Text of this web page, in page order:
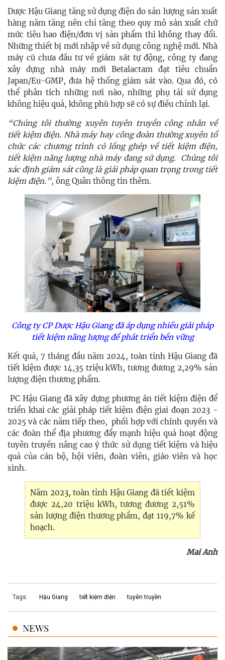
Dược Hậu Giang tăng sử dụng điện do sản lượng sản xuất
hàng năm tăng nên chỉ tăng theo quy mô sản xuất chứ
mức tiêu hao điện/đơn vị sản phẩm thì không thay đổi.
Những thiết bị mới nhập về sử dụng công nghệ mới. Nhà
máy cũ chưa đầu tư về giám sát tự động, công ty đang
xây dựng nhà máy mới Betalactam đạt tiêu chuẩn
Japan/Eu-GMP, đưa hệ thống giám sát vào. Qua đó, có
thể phân tích những nơi nào, những phụ tải sử dụng
không hiệu quả, không phù hợp sẽ có sự điều chỉnh lại.
“Chúng tôi thường xuyên tuyên truyền công nhân về
tiết kiệm điện. Nhà máy hay công đoàn thường xuyên tổ
chức các chương trình có lồng ghép về tiết kiệm điện,
tiết kiệm năng lượng nhà máy đang sử dụng. Chúng tôi
xác định giám sát cũng là giải pháp quan trọng trong tiết
kiệm điện. ”, ông Quân thông tin thêm.
Công ty CP Dược Hậu Giangđã áp dụng nhiều giải pháp
tiết kiệm năng lượng để phát triển bền vững
Kết quả, 7 tháng đầu năm 2024, toàn tỉnh Hậu Giang đã
tiết kiệm được 14,35 triệu kWh, tương đương 2,29% sản
lượng điện thương phẩm.
PC Hậu Giang đã xây dựng phương án tiết kiệm điện để
triển khai các giải pháp tiết kiệm điện giai đoạn 2023 -
2025 và các năm tiếp theo, phối hợp với chính quyền và
các đoàn thể địa phương đẩy mạnh hiệu quả hoạt động
tuyên truyền nâng cao ý thức sử dụng tiết kiệm và hiệu
quả của cán bộ, hội viên, đoàn viên, giáo viên và học
sinh.
Năm 2023, toàn tỉnh Hậu Giang đã tiết kiệm
được 24,20 triệu kWh, tương đương 2,51%
sản lượng điện thương phẩm, đạt 119,7% kế
hoạch.
Mai Anh
Tags: Hậu Giang tiết kiệm điện tuyên truyền
NEWS